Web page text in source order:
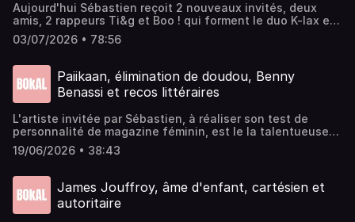
Aujourd'hui Sébastien reçoit 2 nouveaux invités, deux
amis, 2 rappeurs Ti&g et Boo ! qui forment le duo K-lax et
qui viennent nous parler de leurs parcours et de leur
album "X Chemin"Restez jusqu'à la fin pour une petite
⁠⁠⁠⁠Cartonnerie⁠⁠⁠⁠Montage : ⁠⁠⁠⁠Sébastien Pia Gomes⁠⁠⁠⁠Voix off :
⁠⁠⁠⁠Laure Sadier⁠⁠⁠⁠Jingle Fin :⁠⁠⁠⁠⁠⁠⁠ Gustine⁠⁠⁠⁠
03/07/2026 • 78:56
Paiikaan, élimination de doudou, Benny
Benassi et recos littéraires
L'artiste invitée par ⁠⁠⁠⁠⁠⁠⁠⁠⁠⁠⁠Sébastien,⁠⁠⁠⁠⁠⁠⁠⁠⁠⁠⁠ à réaliser son test de
personnalité de magazine féminin, est le la talentueuse
tatoueuse et DJ à ses heures, PaiikaanInstagram de
⁠⁠⁠⁠⁠⁠⁠⁠⁠⁠⁠⁠⁠⁠⁠⁠⁠⁠⁠⁠⁠⁠Bokal⁠⁠⁠⁠⁠⁠⁠⁠⁠⁠⁠⁠⁠⁠⁠⁠⁠⁠⁠⁠⁠⁠Montage : ⁠⁠⁠⁠Sébastien Gomes⁠⁠Voix off : ⁠⁠⁠⁠⁠⁠⁠⁠⁠⁠⁠⁠⁠⁠⁠Laure
19/06/2026 • 38:43
James Jouffroy, âme d'enfant, cartésien et
autoritaire